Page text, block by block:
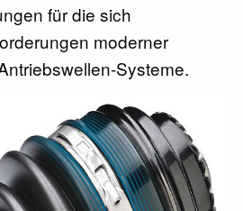
für die sich
moderner
Systeme.